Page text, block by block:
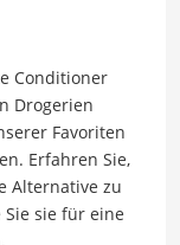
Conditioner
Drogerien
Favoriten
Erfahren Sie,
Alternative zu
sie für eine